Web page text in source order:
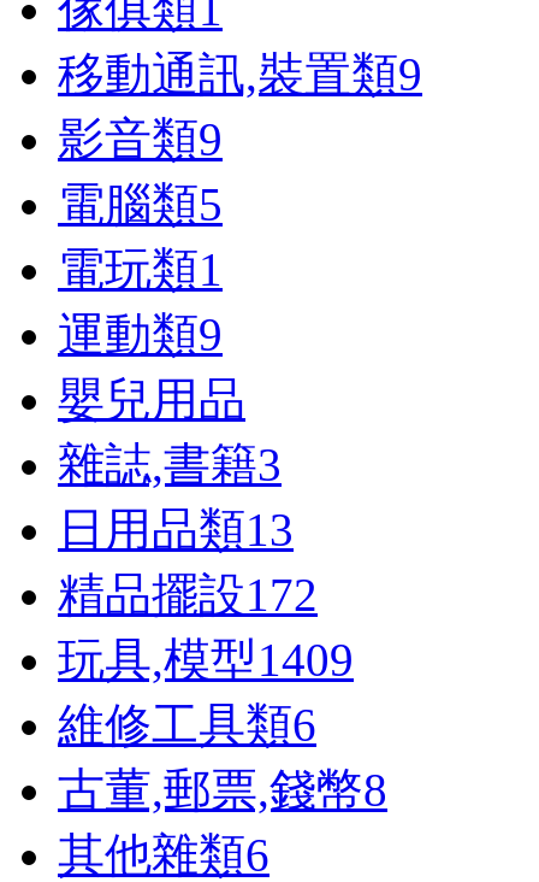
移動通訊,裝置類9
影音類9
電腦類5
電玩類1
運動類9
嬰兒用品
雜誌,書籍3
日用品類13
精品擺設172
玩具,模型1409
維修工具類6
古董,郵票,錢幣8
其他雜類6